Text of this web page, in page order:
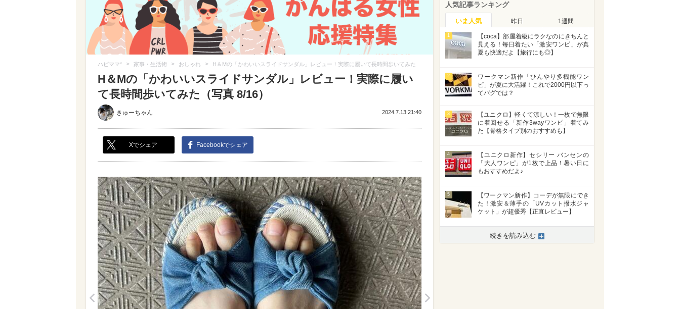
ハピママ* > 家事・生活術 > おしゃれ > H＆Mの「かわいいスライドサンダル」レビュー！実際に履いて長時間歩いてみた
H＆Mの「かわいいスライドサンダル」レビュー！実際に履い
て長時間歩いてみた（写真 8/16）
きゅーちゃん 2024.7.13 21:40
Xでシェア Facebookでシェア
人気記事ランキング
いま人気 昨日 1週間
1
【coca】部屋着級にラクなのにきちんと
見える！毎日着たい「激安ワンピ」が真
夏も快適だよ【旅行にも◎】
2
ワークマン新作「ひんやり多機能ワン
ピ」が夏に大活躍！これで2000円以下っ
てバグでは？
3
【ユニクロ】軽くて涼しい！一枚で無限
に着回せる「新作3wayワンピ」着てみ
た【骨格タイプ別のおすすめも】
4
【ユニクロ新作】セシリー バンセンの
「大人ワンピ」が1枚で上品！暑い日に
もおすすめだよ♪
5
【ワークマン新作】コーデが無限にでき
た！激安＆薄手の「UVカット撥水ジャ
ケット」が超優秀【正直レビュー】
続きを読み込む